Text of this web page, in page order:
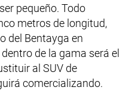
pequeño. Todo
metros de longitud,
del Bentayga en
de la gama será el
al SUV de
comercializando.